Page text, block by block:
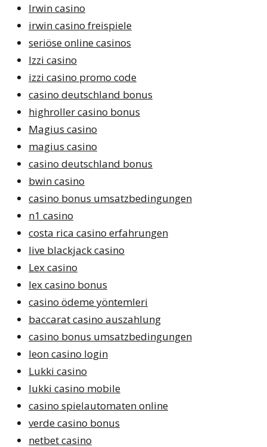
Irwin casino
irwin casino freispiele
seriöse online casinos
Izzi casino
izzi casino promo code
casino deutschland bonus
highroller casino bonus
Magius casino
magius casino
casino deutschland bonus
bwin casino
casino bonus umsatzbedingungen
n1 casino
costa rica casino erfahrungen
live blackjack casino
Lex casino
lex casino bonus
casino ödeme yöntemleri
baccarat casino auszahlung
casino bonus umsatzbedingungen
leon casino login
Lukki casino
lukki casino mobile
casino spielautomaten online
verde casino bonus
netbet casino